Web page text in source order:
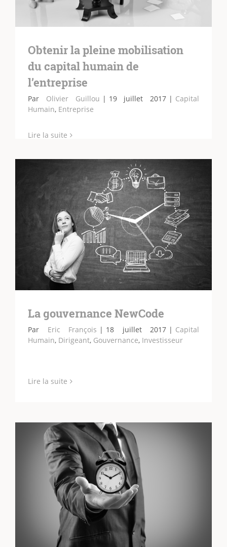
Obtenir la pleine mobilisation
du capital humain de
l’entreprise
Par Olivier Guillou | 19 juillet 2017 | Capital
Humain, Entreprise
Lire la suite
La gouvernance NewCode
Par Eric François | 18 juillet 2017 | Capital
Humain, Dirigeant, Gouvernance, Investisseur
Lire la suite